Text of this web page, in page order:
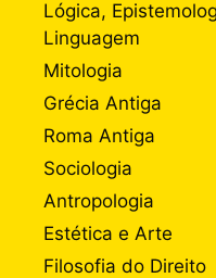
Lógica,
Linguagem
Mitologia
Grécia Antiga
Roma Antiga
Sociologia
Antropologia
Estética e Arte
Filosofia do Direito